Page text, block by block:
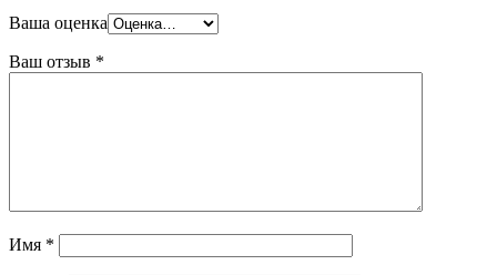
Ваша оценка
Ваш отзыв *
Имя *